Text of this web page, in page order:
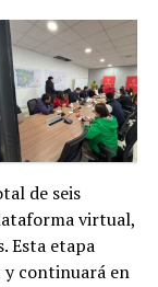
de seis
virtual,
Esta etapa
y continuará en